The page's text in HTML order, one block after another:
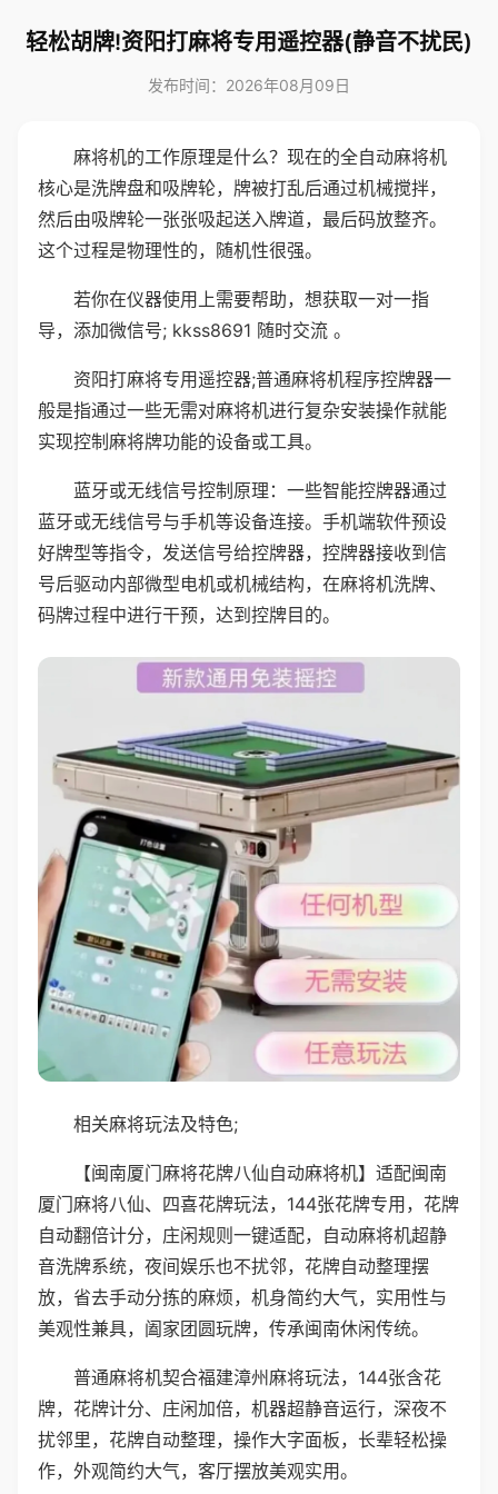
轻松胡牌!资阳打麻将专用遥控器(静音不扰民)
发布时间：2026年08月09日
麻将机的工作原理是什么？现在的全自动麻将机
核心是洗牌盘和吸牌轮，牌被打乱后通过机械搅拌，
然后由吸牌轮一张张吸起送入牌道，最后码放整齐。
这个过程是物理性的，随机性很强。
若你在仪器使用上需要帮助，想获取一对一指
导，添加微信号; kkss8691 随时交流 。
资阳打麻将专用遥控器;普通麻将机程序控牌器一
般是指通过一些无需对麻将机进行复杂安装操作就能
实现控制麻将牌功能的设备或工具。
蓝牙或无线信号控制原理：一些智能控牌器通过
蓝牙或无线信号与手机等设备连接。手机端软件预设
好牌型等指令，发送信号给控牌器，控牌器接收到信
号后驱动内部微型电机或机械结构，在麻将机洗牌、
码牌过程中进行干预，达到控牌目的。
相关麻将玩法及特色;
【闽南厦门麻将花牌八仙自动麻将机】适配闽南
厦门麻将八仙、四喜花牌玩法，144张花牌专用，花牌
自动翻倍计分，庄闲规则一键适配，自动麻将机超静
音洗牌系统，夜间娱乐也不扰邻，花牌自动整理摆
放，省去手动分拣的麻烦，机身简约大气，实用性与
美观性兼具，阖家团圆玩牌，传承闽南休闲传统。
普通麻将机契合福建漳州麻将玩法，144张含花
牌，花牌计分、庄闲加倍，机器超静音运行，深夜不
扰邻里，花牌自动整理，操作大字面板，长辈轻松操
作，外观简约大气，客厅摆放美观实用。